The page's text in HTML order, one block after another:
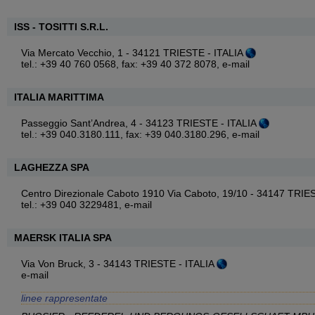
ISS - TOSITTI S.R.L.
Via Mercato Vecchio, 1 - 34121 TRIESTE - ITALIA
tel.: +39 40 760 0568, fax: +39 40 372 8078, e-mail
ITALIA MARITTIMA
Passeggio Sant’Andrea, 4 - 34123 TRIESTE - ITALIA
tel.: +39 040.3180.111, fax: +39 040.3180.296, e-mail
LAGHEZZA SPA
Centro Direzionale Caboto 1910 Via Caboto, 19/10 - 34147
tel.: +39 040 3229481, e-mail
MAERSK ITALIA SPA
Via Von Bruck, 3 - 34143 TRIESTE - ITALIA
e-mail
linee rappresentate